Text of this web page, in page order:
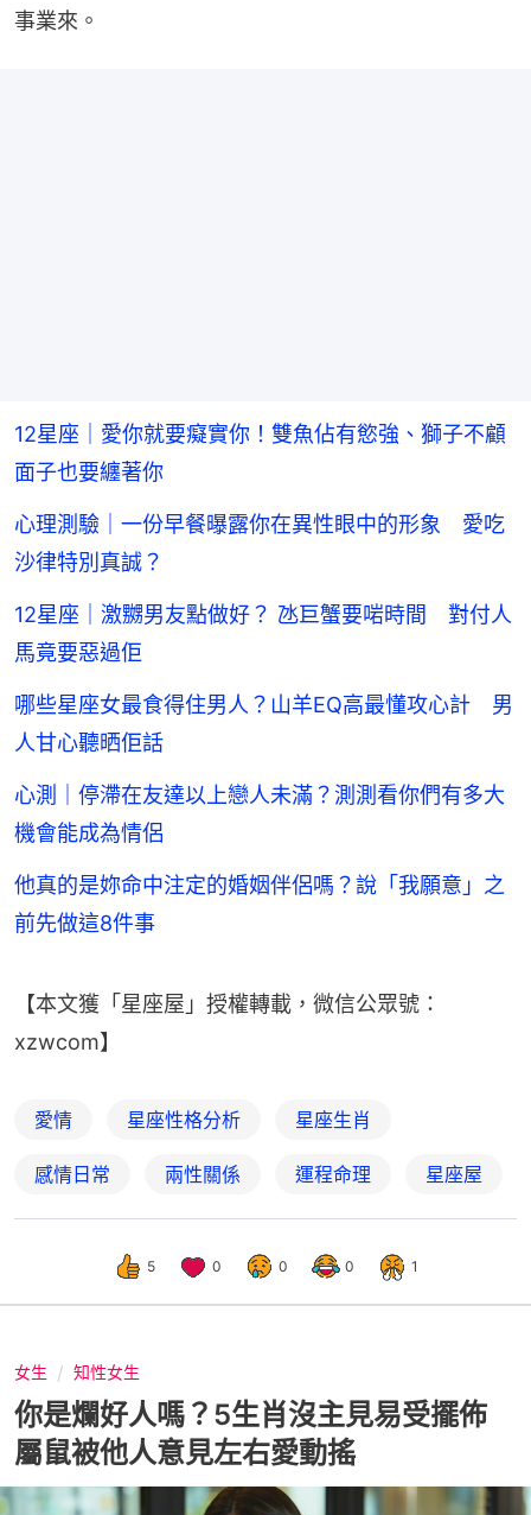
事業來。
12星座｜愛你就要癡實你！雙魚佔有慾強、獅子不顧
面子也要纏著你
心理測驗｜一份早餐曝露你在異性眼中的形象 愛吃
沙律特別真誠？
12星座｜激嬲男友點做好？ 氹巨蟹要啱時間 對付人
馬竟要惡過佢
哪些星座女最食得住男人？山羊EQ高最懂攻心計 男
人甘心聽晒佢話
心測｜停滯在友達以上戀人未滿？測測看你們有多大
機會能成為情侶
他真的是妳命中注定的婚姻伴侶嗎？說「我願意」之
前先做這8件事
【本文獲「星座屋」授權轉載，微信公眾號：
xzwcom】
愛情 星座性格分析 星座生肖
感情日常 兩性關係 運程命理 星座屋
5 0 0 0 1
女生 知性女生
你是爛好人嗎？5生肖沒主見易受擺佈
屬鼠被他人意見左右愛動搖